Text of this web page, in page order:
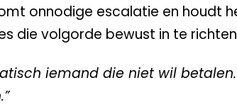
onnodige escalatie en houdt
die volgorde bewust in te
iemand die niet wil